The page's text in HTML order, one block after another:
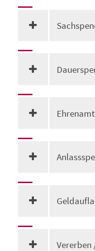
Vererben